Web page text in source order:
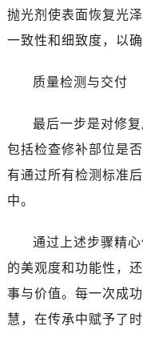
抛光剂使表面恢复光
一致性和细致度，以
质量检测与交付
最后一步是对修
包括检查修补部位是
有通过所有检测标准
中。
通过上述步骤精
的美观度和功能性，
事与价值。每一次成
慧，在传承中赋予了时